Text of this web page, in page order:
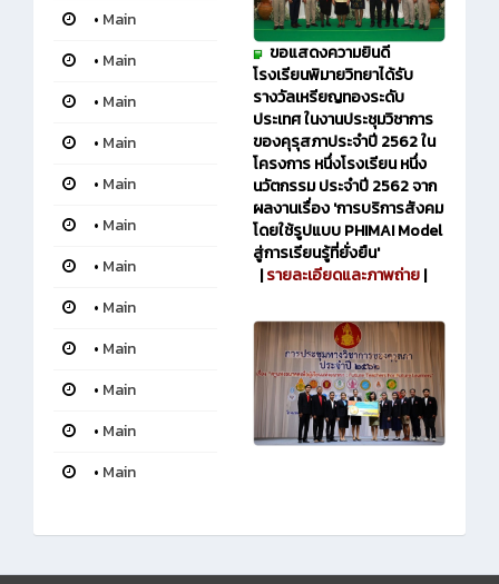
• Main
• Main
• Main
• Main
• Main
• Main
• Main
• Main
• Main
• Main
• Main
• Main
ขอแสดงความยินดี
โรงเรียนพิมายวิทยาได้รับ
รางวัลเหรียญทองระดับ
ประเทศ ในงานประชุมวิชาการ
ของคุรุสภาประจำปี 2562 ใน
โครงการ หนึ่งโรงเรียน หนึ่ง
นวัตกรรม ประจำปี 2562 จาก
ผลงานเรื่อง 'การบริการสังคม
โดยใช้รูปแบบ PHIMAI Model
สู่การเรียนรู้ที่ยั่งยืน'
|รายละเอียดและภาพถ่าย|